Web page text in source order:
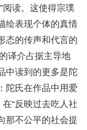
阅读。这使得宗璞
绘表现个体的真情
态的传声和代言的
译介占据主导地
中读到的更多是陀
陀氏在作品中用爱
“反映过去吃人社
那不公平的社会提